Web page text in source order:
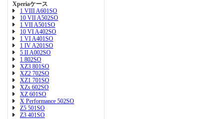
Xperiaケース
1 VIII A601SO
10 VII A502SO
1 VII A501SO
10 VI A402SO
1 VI A401SO
1 IV A201SO
5 II A002SO
1 802SO
XZ3 801SO
XZ2 702SO
XZ1 701SO
XZs 602SO
XZ 601SO
X Performance 502SO
Z5 501SO
Z3 401SO